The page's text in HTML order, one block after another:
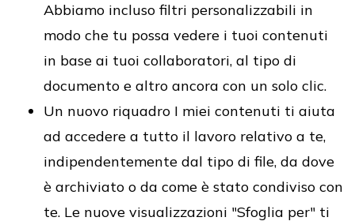
Abbiamo incluso filtri personalizzabili in
modo che tu possa vedere i tuoi contenuti
in base ai tuoi collaboratori, al tipo di
documento e altro ancora con un solo clic.
Un nuovo riquadro I miei contenuti ti aiuta
ad accedere a tutto il lavoro relativo a te,
indipendentemente dal tipo di file, da dove
è archiviato o da come è stato condiviso con
te. Le nuove visualizzazioni "Sfoglia per" ti